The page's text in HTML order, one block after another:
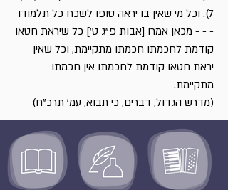
7). וכל מי שאין בו יראה סופו לשכח כל תלמודו
- - - מכאן אמרו [אבות פ"ג ט'] כל שיראת חטאו
קודמת לחכמתו חכמתו מתקיימת, וכל שאין
יראת חטאו קודמת לחכמתו אין חכמתו
מתקיימת.
(מדרש הגדול, דברים, כי תבוא, עמ' תרכ"ח)